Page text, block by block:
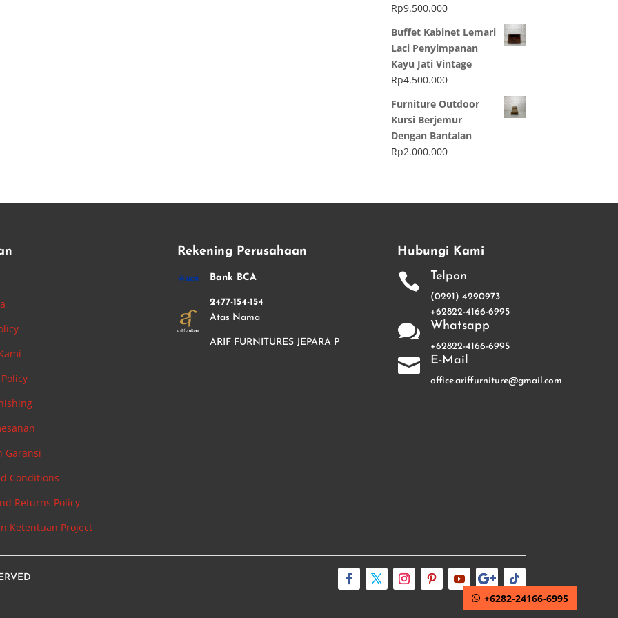
Rp9.500.000
Buffet Kabinet Lemari
Laci Penyimpanan
Kayu Jati Vintage
Rp4.500.000
Furniture Outdoor
Kursi Berjemur
Dengan Bantalan
Rp2.000.000
Garansi
Conditions
Returns Policy
Ketentuan Project
Rekening Perusahaan
Bank BCA
2477-154-154
Atas Nama
ARIF FURNITURES JEPARA P
Hubungi Kami
 Telpon
(0291) 4290973
+62822-4166-6995
 Whatsapp
+62822-4166-6995
 E-Mail
office.ariffurniture@gmail.com
+6282-24166-6995